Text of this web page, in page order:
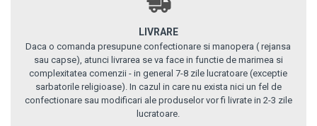
LIVRARE
Daca o comanda presupune confectionare si manopera ( rejansa
sau capse), atunci livrarea se va face in functie de marimea si
complexitatea comenzii - in general 7-8 zile lucratoare (exceptie
sarbatorile religioase). In cazul in care nu exista nici un fel de
confectionare sau modificari ale produselor vor fi livrate in 2-3 zile
lucratoare.